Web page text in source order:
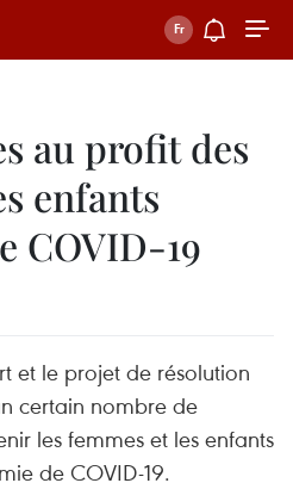
au profit des
enfants
COVID-19
et le projet de résolution
certain nombre de
les femmes et les enfants
de COVID-19.